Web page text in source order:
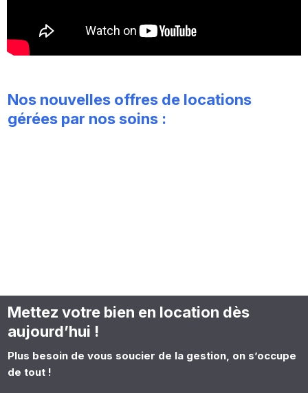
Nos nouvelles offres de locations
gérées par nos soins :
Mettez votre bien en location dès
aujourd’hui !
Plus besoin de vous soucier de la gestion, on s’occupe
de tout !